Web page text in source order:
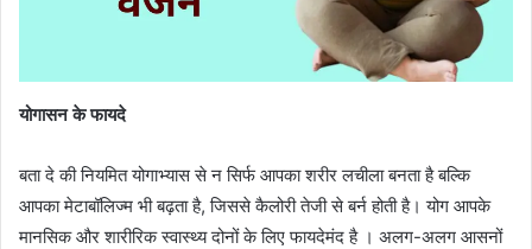
योगासन के फायदे
बता दे की नियमित योगाभ्यास से न सिर्फ आपका शरीर लचीला बनता है बल्कि
आपका मेटाबॉलिज्म भी बढ़ता है, जिससे कैलोरी तेजी से बर्न होती है। योग आपके
मानसिक और शारीरिक स्वास्थ्य दोनों के लिए फायदेमंद है । अलग-अलग आसनों